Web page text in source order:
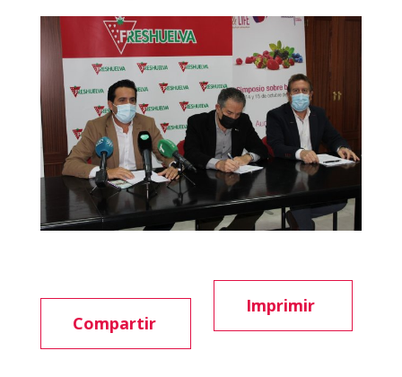
Compartir
Imprimir